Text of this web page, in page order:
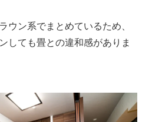
ウン系でまとめているため、
しても畳との違和感がありま